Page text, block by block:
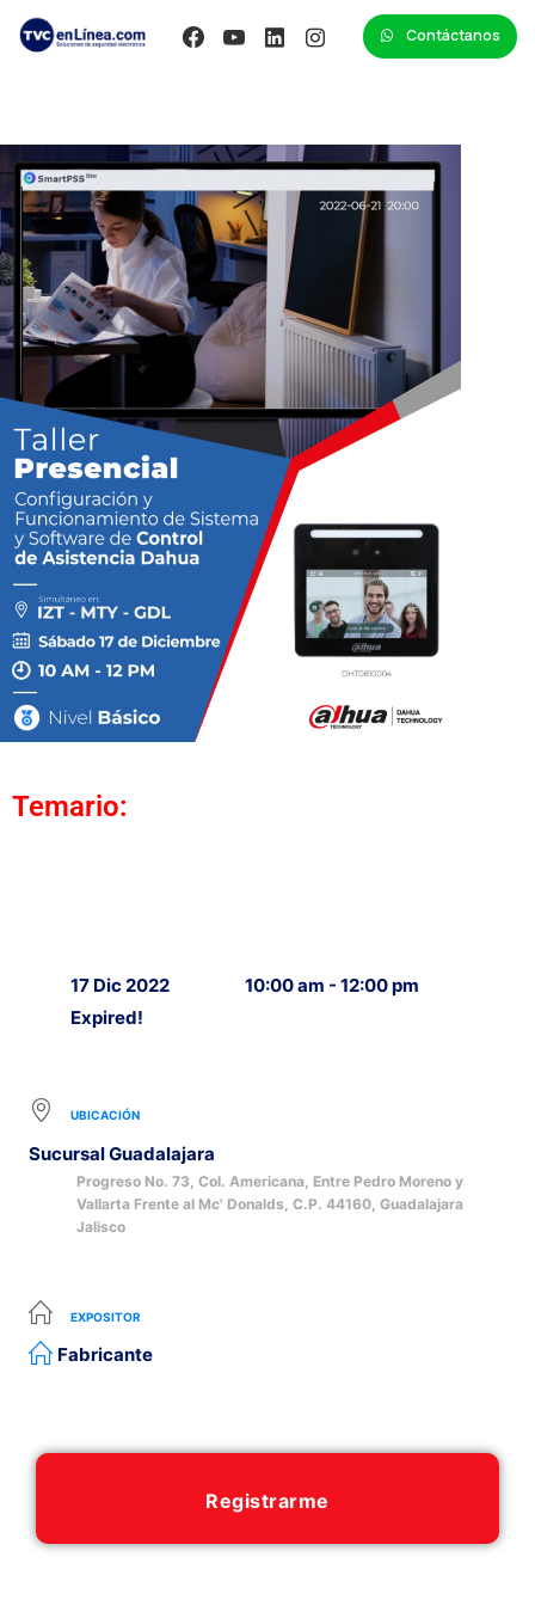
Contáctanos
Temario:
17 Dic 2022
Expired!
10:00 am - 12:00 pm
UBICACIÓN
Sucursal Guadalajara
Progreso No. 73, Col. Americana, Entre Pedro Moreno y
Vallarta Frente al Mc' Donalds, C.P. 44160, Guadalajara
Jalisco
EXPOSITOR
Fabricante
Registrarme